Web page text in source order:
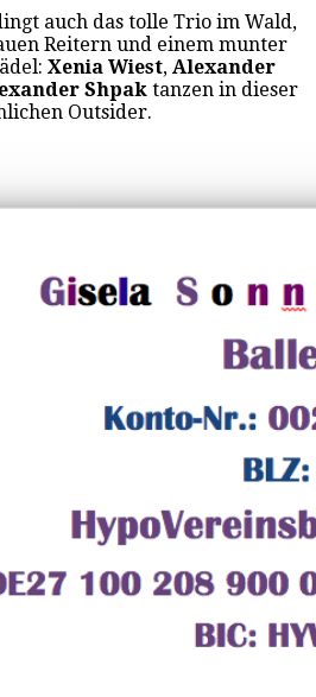
auch das tolle Trio im Wald,
Reitern und einem munter
Xenia Wiest, Alexander
Shpak tanzen in dieser
Outsider.